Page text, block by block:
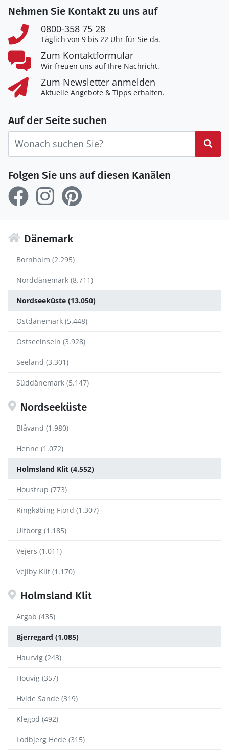
Nehmen Sie Kontakt zu uns auf
0800-358 75 28
Täglich von 9 bis 22 Uhr für Sie da.
Zum Kontaktformular
Wir freuen uns auf Ihre Nachricht.
Zum Newsletter anmelden
Aktuelle Angebote & Tipps erhalten.
Auf der Seite suchen
Folgen Sie uns auf diesen Kanälen
Dänemark
Bornholm (2.295)
Norddänemark (8.711)
Nordseeküste (13.050)
Ostdänemark (5.448)
Ostseeinseln (3.928)
Seeland (3.301)
Süddänemark (5.147)
Nordseeküste
Blåvand (1.980)
Henne (1.072)
Holmsland Klit (4.552)
Houstrup (773)
Ringkøbing Fjord (1.307)
Ulfborg (1.185)
Vejers (1.011)
Vejlby Klit (1.170)
Holmsland Klit
Argab (435)
Bjerregard (1.085)
Haurvig (243)
Houvig (357)
Hvide Sande (319)
Klegod (492)
Lodbjerg Hede (315)